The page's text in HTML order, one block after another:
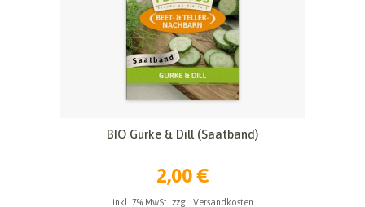
BIO Gurke & Dill (Saatband)
2,00 €
inkl. 7% MwSt. zzgl. Versandkosten